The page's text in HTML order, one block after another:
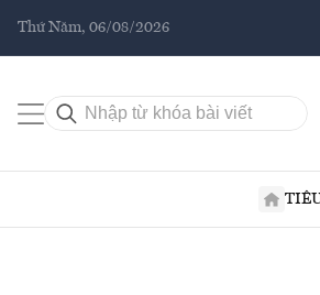
Thứ Năm, 06/08/2026